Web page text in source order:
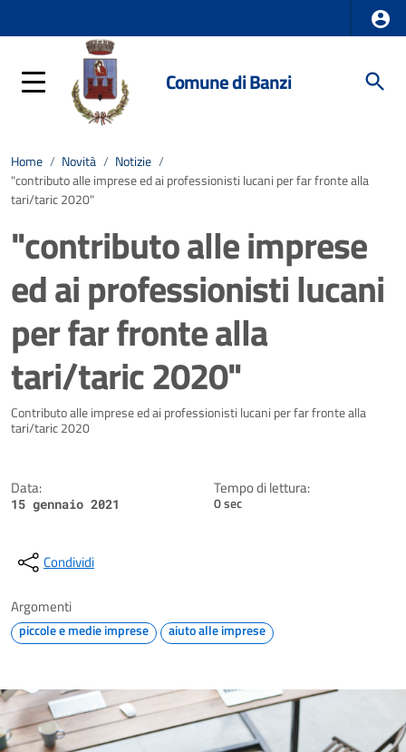
Comune di Banzi
Home / Novità / Notizie /
"contributo alle imprese ed ai professionisti lucani per far fronte alla
tari/taric 2020"
"contributo alle imprese
ed ai professionisti lucani
per far fronte alla
tari/taric 2020"
Dettagli della notizia
Contributo alle imprese ed ai professionisti lucani per far fronte alla
tari/taric 2020
Data:
15 gennaio 2021
Tempo di lettura:
0 sec
Condividi
Argomenti
piccole e medie imprese aiuto alle imprese